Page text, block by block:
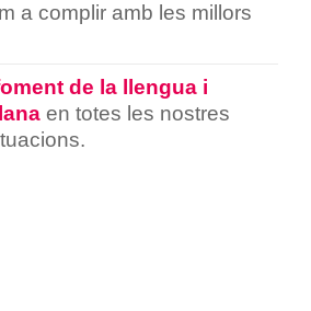
a complir amb les millors
de la llengua i
en totes les nostres